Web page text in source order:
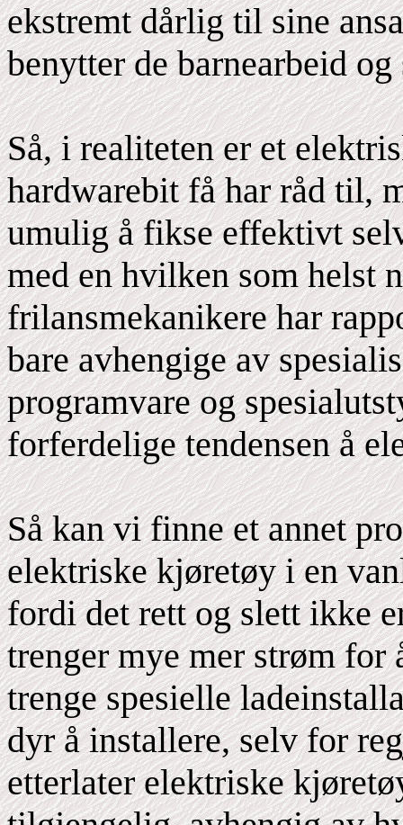
ekstremt dårlig til sine
benytter de barnearbeid
Så, i realiteten er et
hardwarebit få har råd til,
umulig å fikse effektivt
med en hvilken som helst
frilansmekanikere har
bare avhengige av
programvare og
forferdelige tendensen å
Så kan vi finne et annet
elektriske kjøretøy i en
fordi det rett og slett ikke
trenger mye mer strøm for
trenge spesielle
dyr å installere, selv for
etterlater elektriske